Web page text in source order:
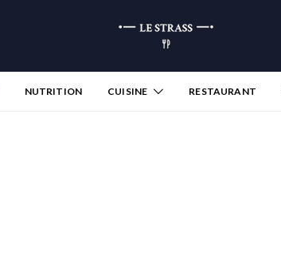
NUTRITION CUISINE RESTAURANT